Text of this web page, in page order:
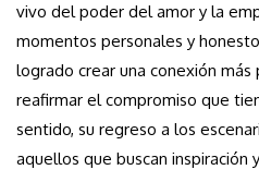
vivo del poder del amor y la
momentos personales y
logrado crear una conexión más
reafirmar el compromiso que
sentido, su regreso a los
aquellos que buscan inspiración